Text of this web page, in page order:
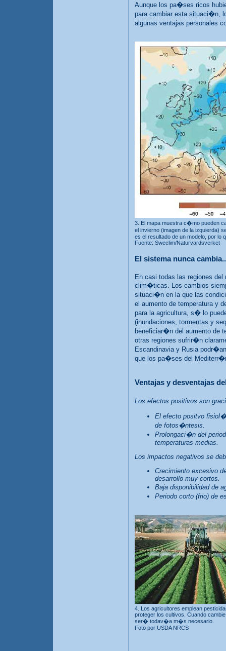
Aunque los pa�ses ricos
para cambiar esta situaci�n,
algunas ventajas personales
3. El mapa muestra c�mo pueden
el invierno (imagen de la
es el resultado de un modelo, por lo
Fuente: Sweclim/Naturvardsverket
El sistema nunca
En casi todas las regiones del
clim�ticas. Los cambios
situaci�n en la que las
el aumento de temperatura y
para la agricultura, s� lo
(inundaciones, tormentas y
beneficiar�n del aumento de
otras regiones sufrir�n
Escandinavia y Rusia
que los pa�ses del
Ventajas y desventajas
Los efectos positivos son
El efecto positvo
de fotos�ntesis.
Prolongaci�n del
temperaturas medias.
Los impactos negativos se
Crecimiento excesivo
desarrollo muy cortos.
Baja disponibilidad de
Periodo corto (frio) de
4. Los agricultores emplean
proteger los cultivos. Cuando
ser� todav�a m�s necesario.
Foto por USDA NRCS